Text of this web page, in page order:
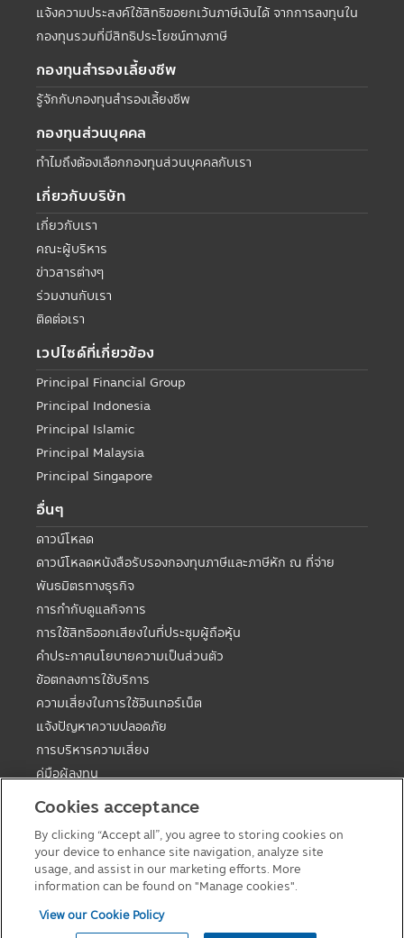
แจ้งความประสงค์ใช้สิทธิขอยกเว้นภาษีเงินได้ จากการลงทุนใน
กองทุนรวมที่มีสิทธิประโยชน์ทางภาษี
กองทุนสำรองเลี้ยงชีพ
รู้จักกับกองทุนสำรองเลี้ยงชีพ
กองทุนส่วนบุคคล
ทำไมถึงต้องเลือกกองทุนส่วนบุคคลกับเรา
เกี่ยวกับบริษัท
เกี่ยวกับเรา
คณะผู้บริหาร
ข่าวสารต่างๆ
ร่วมงานกับเรา
ติดต่อเรา
เวปไซด์ที่เกี่ยวข้อง
Principal Financial Group
Principal Indonesia
Principal Islamic
Principal Malaysia
Principal Singapore
อื่นๆ
ดาวน์โหลด
ดาวน์โหลดหนังสือรับรองกองทุนภาษีและภาษีหัก ณ ที่จ่าย
พันธมิตรทางธุรกิจ
การกำกับดูแลกิจการ
การใช้สิทธิออกเสียงในที่ประชุมผู้ถือหุ้น
คำประกาศนโยบายความเป็นส่วนตัว
ข้อตกลงการใช้บริการ
ความเสี่ยงในการใช้อินเทอร์เน็ต
แจ้งปัญหาความปลอดภัย
การบริหารความเสี่ยง
คู่มือผู้ลงทุน
ตารางวันหยุดกองต่างประเทศ
คู่มือการลงทุนในกองทุนที่มีสิทธิประโยชน์ทางภาษี
แบบฟอร์มต่างๆ
นโยบายเกี่ยวกับคุกกี้
Cookies acceptance
By clicking “Accept all”, you agree to storing cookies on
your device to enhance site navigation, analyze site
usage, and assist in our marketing efforts. More
information can be found on "Manage cookies".
View our Cookie Policy